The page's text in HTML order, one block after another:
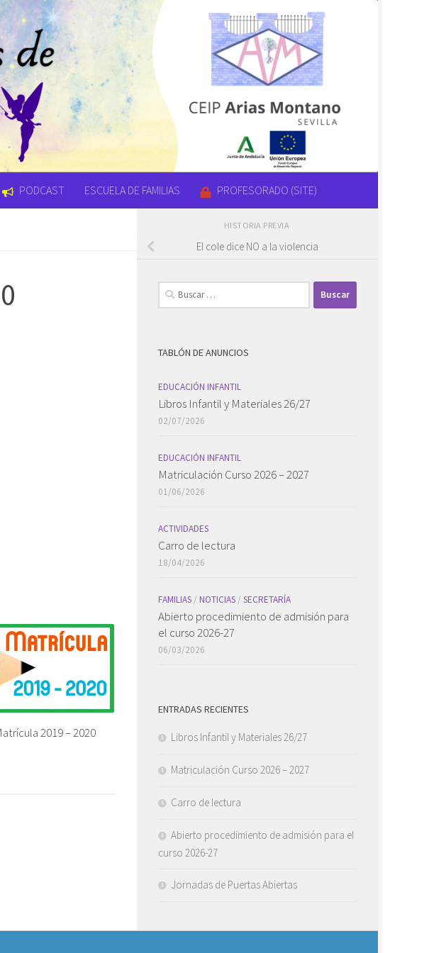
PODCAST ESCUELA DE FAMILIAS PROFESORADO (SITE)
2019 – 2020
HISTORIA PREVIA
El cole dice NO a la violencia
Buscar:
TABLÓN DE ANUNCIOS
EDUCACIÓN INFANTIL
Libros Infantil y Materiales 26/27
02/07/2026
EDUCACIÓN INFANTIL
Matriculación Curso 2026 – 2027
01/06/2026
ACTIVIDADES
Carro de lectura
18/04/2026
FAMILIAS / NOTICIAS / SECRETARÍA
Abierto procedimiento de admisión para
el curso 2026-27
06/03/2026
ENTRADAS RECIENTES
Libros Infantil y Materiales 26/27
Matriculación Curso 2026 – 2027
Carro de lectura
Abierto procedimiento de admisión para el
curso 2026-27
Jornadas de Puertas Abiertas